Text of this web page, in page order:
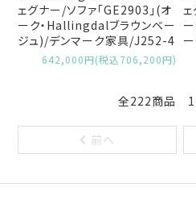
ェグナー/ソファ「GE2903」(オ
ーク・Hallingdalブラウンベー
ジュ)/デンマーク家具/J252-4
642,000円(税込706,200円)
全222商品
前へ